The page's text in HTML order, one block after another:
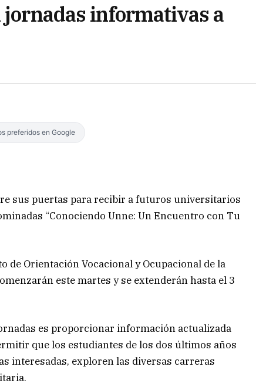
jornadas informativas a
preferidos en Google
sus puertas para recibir a futuros universitarios
“Conociendo Unne: Un Encuentro con Tu
de Orientación Vocacional y Ocupacional de la
este martes y se extenderán hasta el 3
es proporcionar información actualizada
que los estudiantes de los dos últimos años
interesadas, exploren las diversas carreras